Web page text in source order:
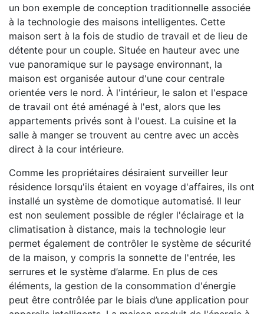
un bon exemple de conception traditionnelle associée
à la technologie des maisons intelligentes. Cette
maison sert à la fois de studio de travail et de lieu de
détente pour un couple. Située en hauteur avec une
vue panoramique sur le paysage environnant, la
maison est organisée autour d'une cour centrale
orientée vers le nord. À l'intérieur, le salon et l'espace
de travail ont été aménagé à l'est, alors que les
appartements privés sont à l'ouest. La cuisine et la
salle à manger se trouvent au centre avec un accès
direct à la cour intérieure.
Comme les propriétaires désiraient surveiller leur
résidence lorsqu'ils étaient en voyage d'affaires, ils ont
installé un système de domotique automatisé. Il leur
est non seulement possible de régler l'éclairage et la
climatisation à distance, mais la technologie leur
permet également de contrôler le système de sécurité
de la maison, y compris la sonnette de l'entrée, les
serrures et le système d’alarme. En plus de ces
éléments, la gestion de la consommation d'énergie
peut être contrôlée par le biais d’une application pour